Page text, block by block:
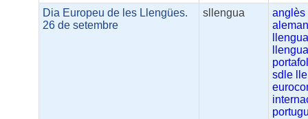
Dia Europeu de les Llengües.
26 de setembre
sllengua
anglès
sdle